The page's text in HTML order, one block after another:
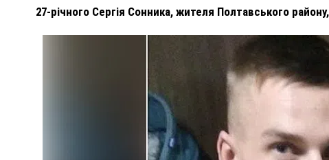
27-річного Сергія Сонника, жителя Полтавського